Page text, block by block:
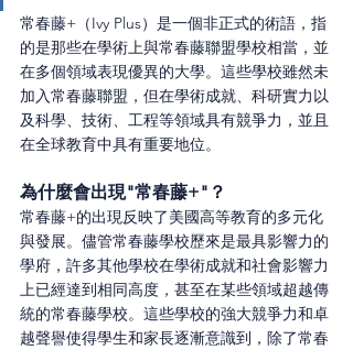
常春藤+（Ivy Plus）是一個非正式的術語，指
的是那些在學術上與常春藤聯盟學校相當，並
在多個領域表現優異的大學。這些學校雖然未
加入常春藤聯盟，但在學術成就、科研實力以
及科學、技術、工程等領域具有競爭力，並且
在全球教育中具有重要地位。
為什麼會出現"常春藤+"？
常春藤+的出現反映了美國高等教育的多元化
與發展。儘管常春藤學校歷來是最具影響力的
學府，許多其他學校在學術成就和社會影響力
上已經達到相同高度，甚至在某些領域超越傳
統的常春藤學校。這些學校的強大競爭力和卓
越聲譽使得學生和家長逐漸意識到，除了常春